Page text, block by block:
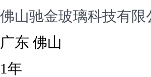
佛山驰金玻璃科技有限
广东 佛山
1年